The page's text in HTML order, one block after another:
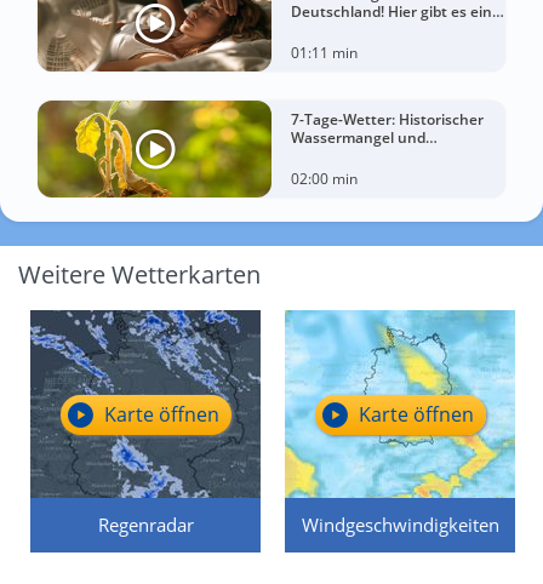
Deutschland! Hier gibt es eine
01:11 min
7-Tage-Wetter: Historischer
Wassermangel und
02:00 min
Weitere Wetterkarten
Regenradar
Karte öffnen
Windgeschwindigkeiten
Karte öffnen